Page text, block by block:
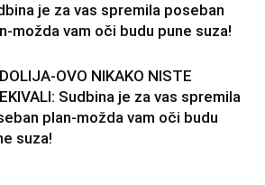
je za vas spremila poseban
možda vam oči budu pune suza!
OVO NIKAKO NISTE
Sudbina je za vas spremila
plan-možda vam oči budu
suza!